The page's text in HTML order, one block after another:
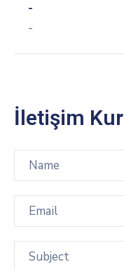
-
-
İletişim Kur